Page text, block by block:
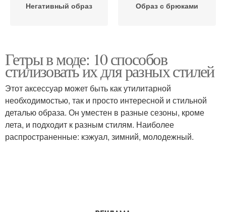
Негативный образ Образ с брюками
Гетры в моде: 10 способов
стилизовать их для разных стилей
Этот аксессуар может быть как утилитарной
необходимостью, так и просто интересной и стильной
деталью образа. Он уместен в разные сезоны, кроме
лета, и подходит к разным стилям. Наиболее
распространенные: кэжуал, зимний, молодежный.